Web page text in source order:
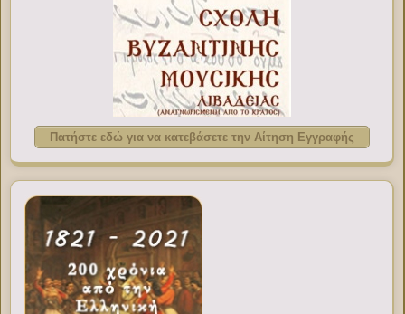
Πατήστε εδώ για να κατεβάσετε την Αίτηση Εγγραφής